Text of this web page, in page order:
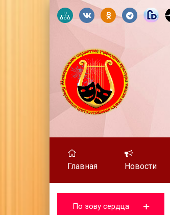
Главная Новости
По зову сердца